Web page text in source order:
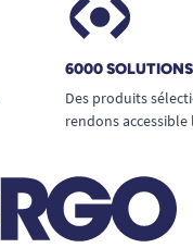
6000
Des produits
rendons